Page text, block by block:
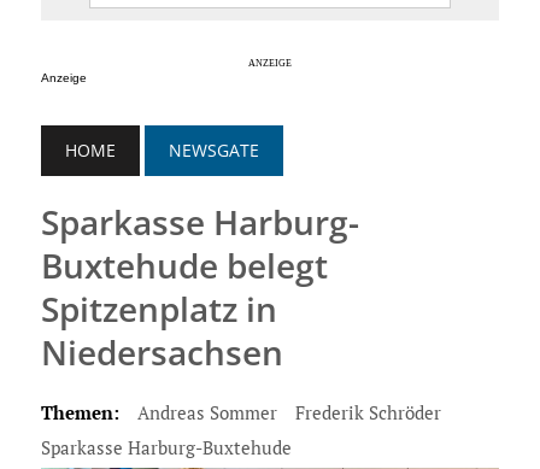
Anzeige
HOME NEWSGATE
Sparkasse Harburg-
Buxtehude belegt
Spitzenplatz in
Niedersachsen
Themen: Andreas Sommer
Frederik Schröder
Sparkasse Harburg-Buxtehude